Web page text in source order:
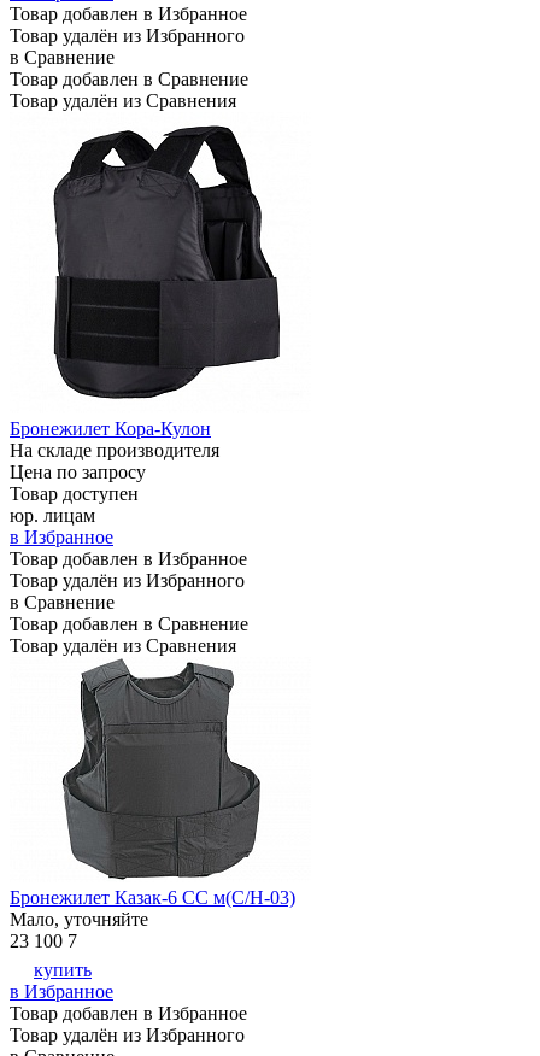
Товар добавлен в Избранное
Товар удалён из Избранного
в Сравнение
Товар добавлен в Сравнение
Товар удалён из Сравнения
Бронежилет Кора-Кулон
На складе производителя
Цена по запросу
Товар доступен
юр. лицам
в Избранное
Товар добавлен в Избранное
Товар удалён из Избранного
в Сравнение
Товар добавлен в Сравнение
Товар удалён из Сравнения
Бронежилет Казак-6 СС м(С/Н-03)
Мало, уточняйте
23 100 7
купить
в Избранное
Товар добавлен в Избранное
Товар удалён из Избранного